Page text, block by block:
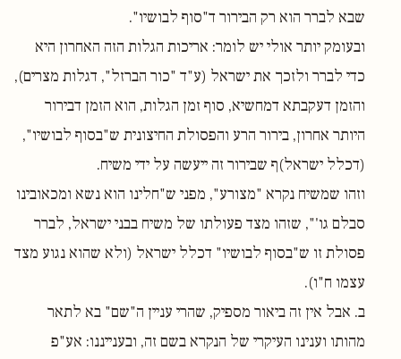
שבא לברר הוא רק הבירור ד"סוף לבושיו".
ובעומק יותר אולי יש לומר: אריכות הגלות הזה האחרון היא
כדי לברר ולזכך את ישראל (ע"ד "כור הברזל", דגלות מצרים),
והזמן דעקבתא דמחשיא, סוף זמן הגלות, הוא הזמן דבירור
היותר אחרון, בירור הרע והפסולת החיצונית ש"בסוף לבושיו",
(דכלל ישראל)ף שבירור זה ייעשה על ידי משיח.
וזהו שמשיח נקרא "מצורע", מפני ש"חלינו הוא נשא ומכאובינו
סבלם גו'", שזהו מצד פעולתו של משיח בבני ישראל, לברר
פסולת זו ש"בסוף לבושיו" דכלל ישראל (ולא שהוא נגוע מצד
עצמו ח"ו).
ב. אבל אין זה ביאור מספיק, שהרי עניין ה"שם" בא לתאר
מהותו וענינו העיקרי של הנקרא בשם זה, ובענייננו: אע"פ